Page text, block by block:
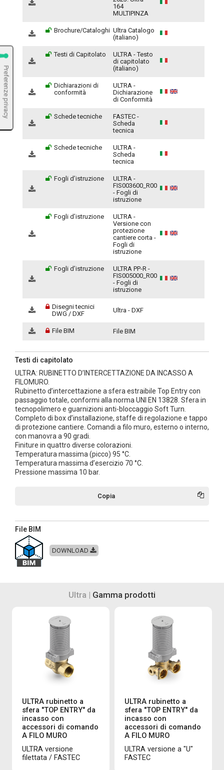
164
MULTIPINZA
Brochure/Cataloghi Ultra Catalogo
(italiano)
Testi di Capitolato
ULTRA - Testo
di capitolato
(italiano)
Dichiarazioni di
conformità
ULTRA -
Dichiarazione
di Conformità
Schede tecniche
FASTEC -
Scheda
tecnica
Schede tecniche
ULTRA -
Scheda
tecnica
Fogli d’istruzione
ULTRA -
FIS003600_R00
- Fogli di
istruzione
Fogli d’istruzione
ULTRA -
Versione con
protezione
cantiere corta -
Fogli di
istruzione
Fogli d’istruzione
ULTRA PP-R -
FIS005000_R00
- Fogli di
istruzione
Disegni tecnici
DWG / DXF
Ultra - DXF
File BIM File BIM
Testi di capitolato
ULTRA: RUBINETTO D’INTERCETTAZIONE DA INCASSO A
FILOMURO.
Rubinetto d’intercettazione a sfera estraibile Top Entry con
passaggio totale, conformi alla norma UNI EN 13828. Sfera in
tecnopolimero e guarnizioni anti-bloccaggio Soft Turn.
Completo di box d’installazione, staffe di regolazione e tappo
di protezione cantiere. Comandi a filo muro, esterno o interno,
con manovra a 90 gradi.
Finiture in quattro diverse colorazioni.
Temperatura massima (picco) 95 °C.
Temperatura massima d’esercizio 70 °C.
Pressione massima 10 bar.
Copia
File BIM
DOWNLOAD
Ultra | Gamma prodotti
ULTRA rubinetto a
sfera "TOP ENTRY" da
incasso con
accessori di comando
A FILO MURO
ULTRA versione
filettata / FASTEC
ULTRA rubinetto a
sfera "TOP ENTRY" da
incasso con
accessori di comando
A FILO MURO
ULTRA versione a "U"
FASTEC